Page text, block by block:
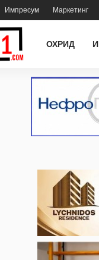
Импресум Маркетинг
ОХРИД